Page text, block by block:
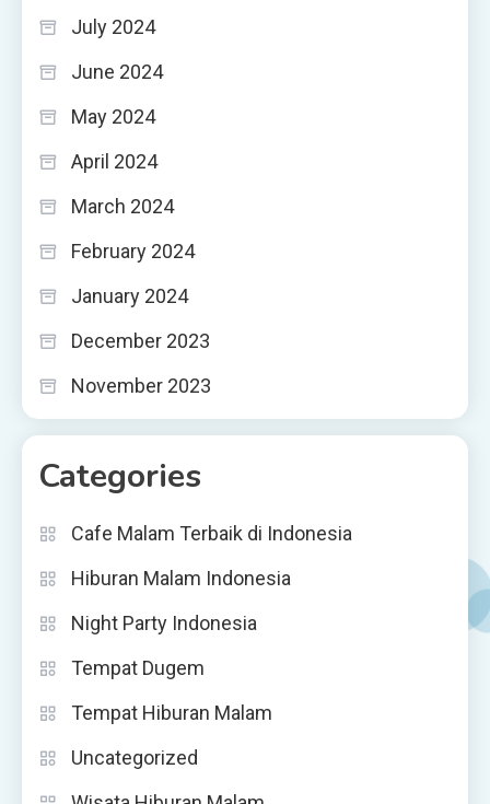
July 2024
June 2024
May 2024
April 2024
March 2024
February 2024
January 2024
December 2023
November 2023
Categories
Cafe Malam Terbaik di Indonesia
Hiburan Malam Indonesia
Night Party Indonesia
Tempat Dugem
Tempat Hiburan Malam
Uncategorized